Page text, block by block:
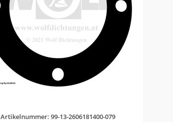
Artikelnummer: 99-13-2606181400-079